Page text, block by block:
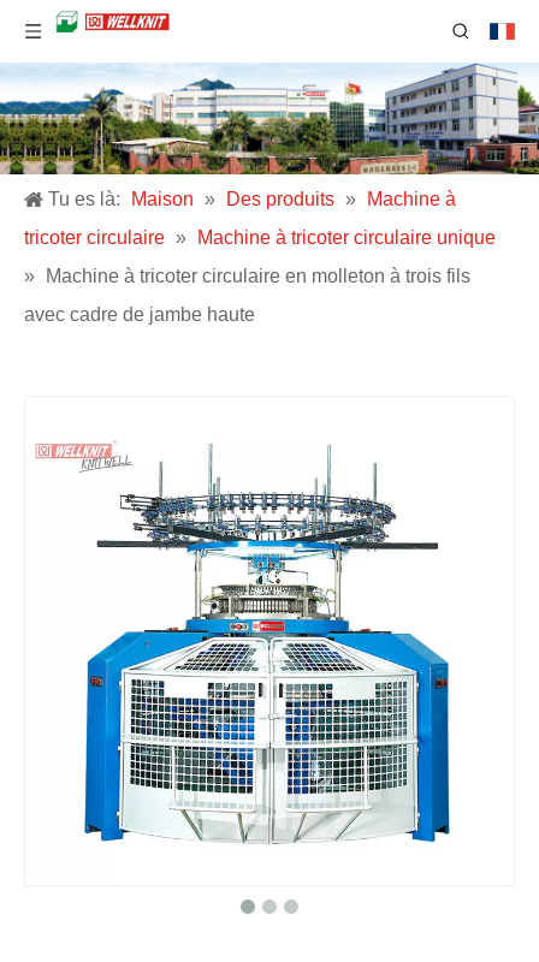
Tu es là: Maison » Des produits »
Machine à
tricoter circulaire »
Machine à tricoter circulaire unique
»
Machine à tricoter circulaire en molleton à trois fils
avec cadre de jambe haute